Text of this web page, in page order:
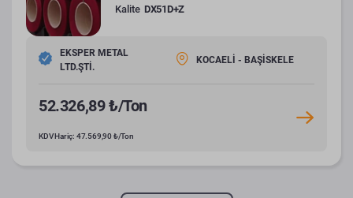
Kalite DX51D+Z
EKSPER METAL
LTD.ŞTİ.
KOCAELİ - BAŞİSKELE
52.326,89 ₺/Ton
KDV Hariç: 47.569,90 ₺/Ton